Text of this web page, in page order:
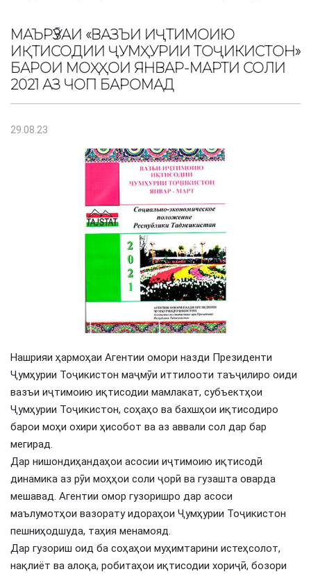
МАЪРӮЗАИ «ВАЗЪИ ИҶТИМОИЮ
ИҚТИСОДИИ ҶУМҲУРИИ ТОҶИКИСТОН»
БАРОИ МОҲҲОИ ЯНВАР-МАРТИ СОЛИ
2021 АЗ ЧОП БАРОМАД
29.08.23
Нашрияи ҳармоҳаи Агентии омори назди Президенти
Ҷумҳурии Тоҷикистон маҷмӯи иттилооти таъҷилиро оиди
вазъи иҷтимоию иқтисодии мамлакат, субъектҳои
Ҷумҳурии Тоҷикистон, соҳаҳо ва бахшҳои иқтисодиро
барои моҳи охири ҳисобот ва аз аввали сол дар бар
мегирад.
Дар нишондиҳандаҳои асосии иҷтимоию иқтисодӣ
динамика аз рӯи моҳҳои соли ҷорӣ ва гузашта оварда
мешавад. Агентии омор гузоришро дар асоси
маълумотҳои вазорату идораҳои Ҷумҳурии Тоҷикистон
пешниҳодшуда, таҳия менамояд.
Дар гузориш оид ба соҳаҳои муҳимтарини истеҳсолот,
нақлиёт ва алоқа, робитаҳои иқтисодии хориҷӣ, бозори